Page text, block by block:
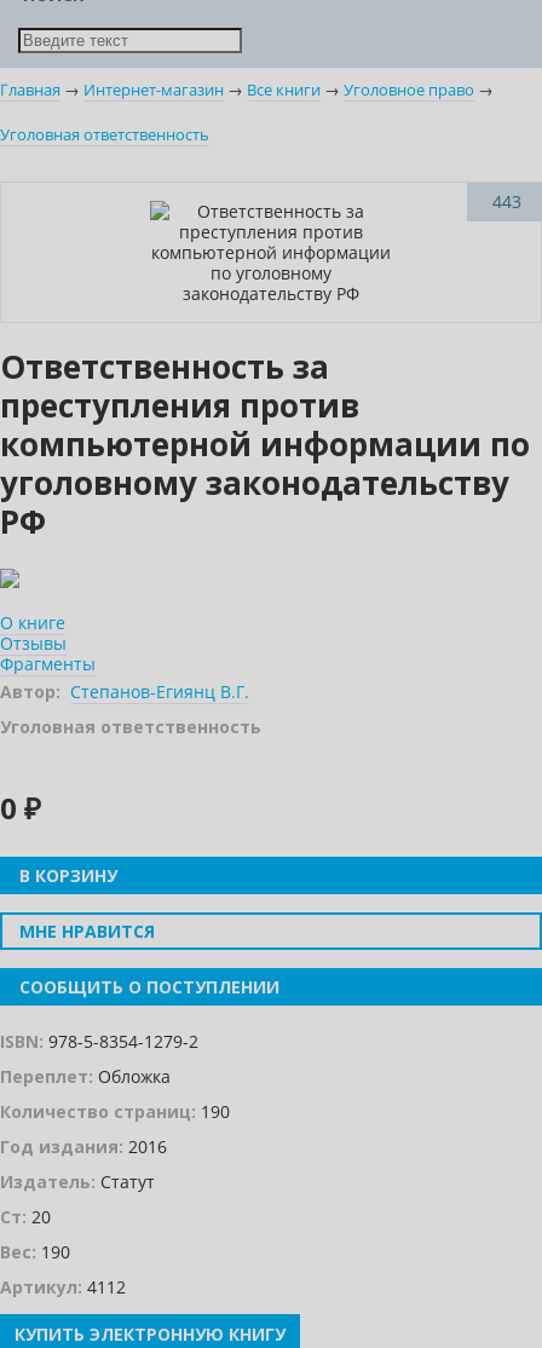
Главная → Интернет-магазин → Все книги → Уголовное право →
Уголовная ответственность
443
Ответственность за
преступления против
компьютерной информации по
уголовному законодательству
РФ
О книге
Отзывы
Фрагменты
Автор: Степанов-Егиянц В.Г.
Уголовная ответственность
0 ₽
В КОРЗИНУ
МНЕ НРАВИТСЯ
СООБЩИТЬ О ПОСТУПЛЕНИИ
ISBN: 978-5-8354-1279-2
Переплет: Обложка
Количество страниц: 190
Год издания: 2016
Издатель: Статут
Ст: 20
Вес: 190
Артикул: 4112
КУПИТЬ ЭЛЕКТРОННУЮ КНИГУ